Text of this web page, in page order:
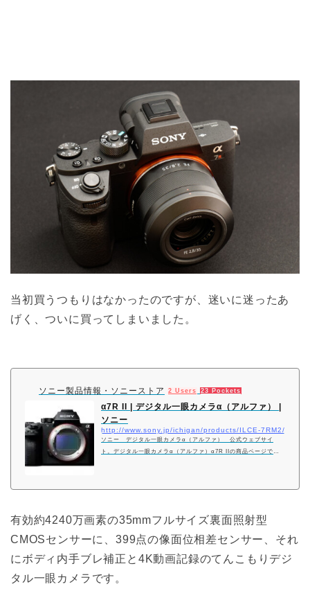
当初買うつもりはなかったのですが、迷いに迷ったあ
げく、ついに買ってしまいました。
ソニー製品情報・ソニーストア 2 Users 23 Pockets
α7R II | デジタル一眼カメラα（アルファ） |
ソニー
http://www.sony.jp/ichigan/products/ILCE-7RM2/
ソニー デジタル一眼カメラα（アルファ） 公式ウェブサイ
ト。デジタル一眼カメラα（アルファ）α7R IIの商品ページで
有効約4240万画素の35mmフルサイズ裏面照射型
CMOSセンサーに、399点の像面位相差センサー、それ
にボディ内手ブレ補正と4K動画記録のてんこもりデジ
タル一眼カメラです。